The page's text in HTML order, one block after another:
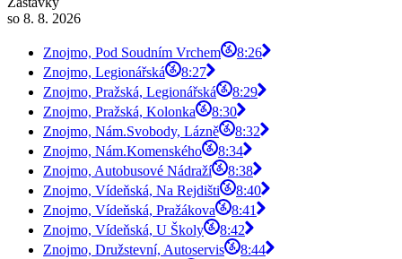
so 8. 8. 2026
Znojmo, Pod Soudním Vrchem
8:26
Znojmo, Legionářská
8:27
Znojmo, Pražská, Legionářská
8:29
Znojmo, Pražská, Kolonka
8:30
Znojmo, Nám.Svobody, Lázně
8:32
Znojmo, Nám.Komenského
8:34
Znojmo, Autobusové Nádraží
8:38
Znojmo, Vídeňská, Na Rejdišti
8:40
Znojmo, Vídeňská, Pražákova
8:41
Znojmo, Vídeňská, U Školy
8:42
Znojmo, Družstevní, Autoservis
8:44